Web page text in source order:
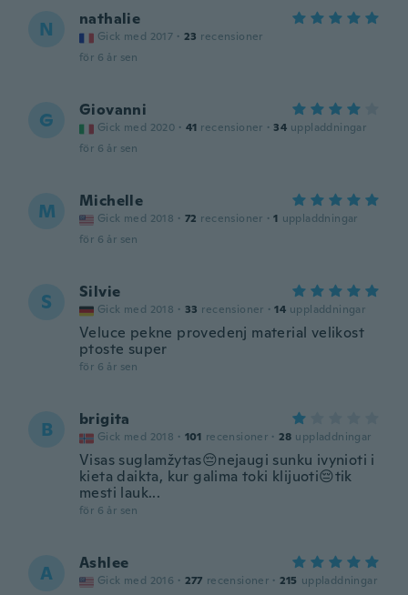
N nathalie
Gick med 2017 · 23 recensioner
för 6 år sen
G Giovanni
Gick med 2020 · 41 recensioner · 34 uppladdningar
för 6 år sen
M Michelle
Gick med 2018 · 72 recensioner · 1 uppladdningar
för 6 år sen
S Silvie
Gick med 2018 · 33 recensioner · 14 uppladdningar
Veluce pekne provedenj material velikost
ptoste super
för 6 år sen
B brigita
Gick med 2018 · 101 recensioner · 28 uppladdningar
Visas suglamžytas😔nejaugi sunku ivynioti i
kieta daikta, kur galima toki klijuoti😔tik
mesti lauk...
för 6 år sen
A Ashlee
Gick med 2016 · 277 recensioner · 215 uppladdningar